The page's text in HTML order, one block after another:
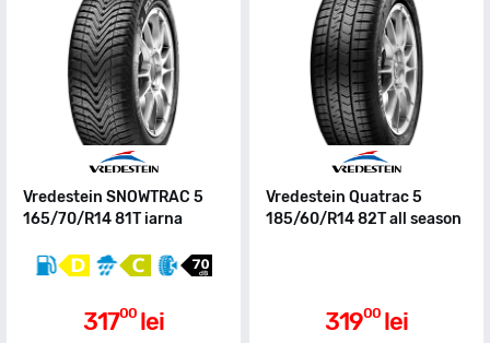
Vredestein SNOWTRAC 5
165/70/R14 81T iarna
31700 lei
Vredestein Quatrac 5
185/60/R14 82T all season
31900 lei